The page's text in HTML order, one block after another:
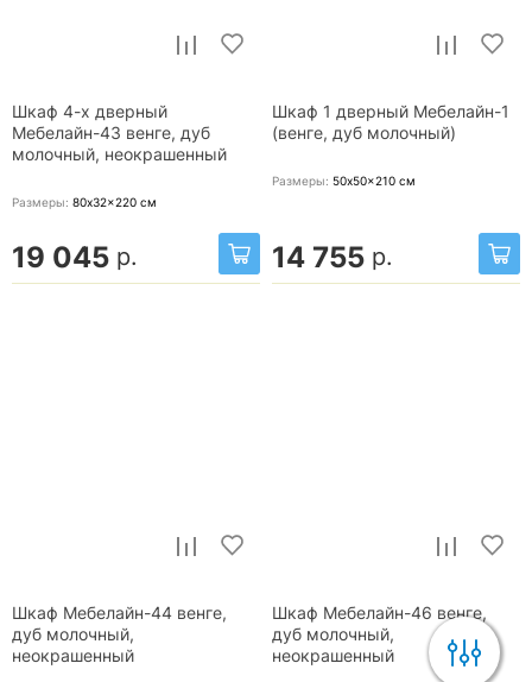
Шкаф 4-х дверный
Мебелайн-43 венге, дуб
молочный, неокрашенный
Размеры: 80x32x220 см
19 045 р.
Шкаф 1 дверный Мебелайн-1
(венге, дуб молочный)
Размеры: 50x50x210 см
14 755 р.
Шкаф Мебелайн-44 венге,
дуб молочный,
неокрашенный
Шкаф Мебелайн-46 венге,
дуб молочный,
неокрашенный